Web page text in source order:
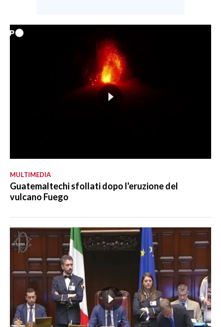
MULTIMEDIA
Guatemaltechi sfollati dopo l'eruzione del
vulcano Fuego